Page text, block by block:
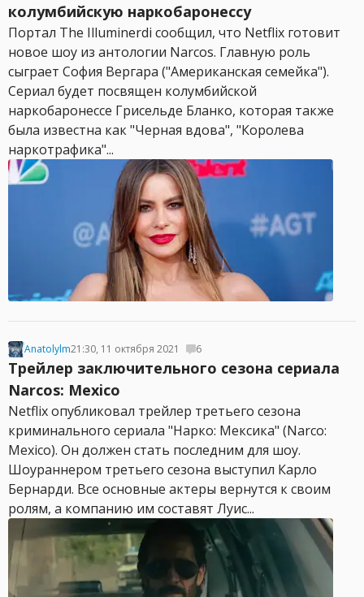
колумбийскую наркобаронессу
Портал The Illuminerdi сообщил, что Netflix готовит
новое шоу из антологии Narcos. Главную роль
сыграет София Вергара ("Американская семейка").
Сериал будет посвящен колумбийской
наркобаронессе Грисельде Бланко, которая также
была известна как "Черная вдова", "Королева
наркотрафика"...
Anatolylm21:30, 11 октября 2021 6
Трейлер заключительного сезона сериала
Narcos: Mexico
Netflix опубликовал трейлер третьего сезона
криминального сериала "Нарко: Мексика" (Narco:
Mexico). Он должен стать последним для шоу.
Шоураннером третьего сезона выступил Карло
Бернарди. Все основные актеры вернутся к своим
ролям, а компанию им составят Луис...